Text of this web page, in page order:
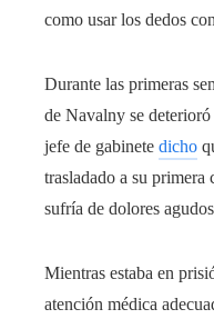
como usar los dedos
Durante las primeras
de Navalny se
jefe de gabinete dicho
trasladado a su
sufría de dolores
Mientras estaba en
atención médica